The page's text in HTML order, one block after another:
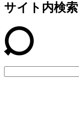
サイト内検索